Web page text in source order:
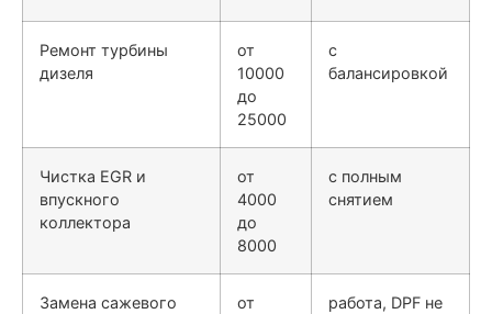
Ремонт турбины
дизеля
от
10000
до
25000
с
балансировкой
Чистка EGR и
впускного
коллектора
от
4000
до
8000
с полным
снятием
Замена сажевого
от
работа, DPF не